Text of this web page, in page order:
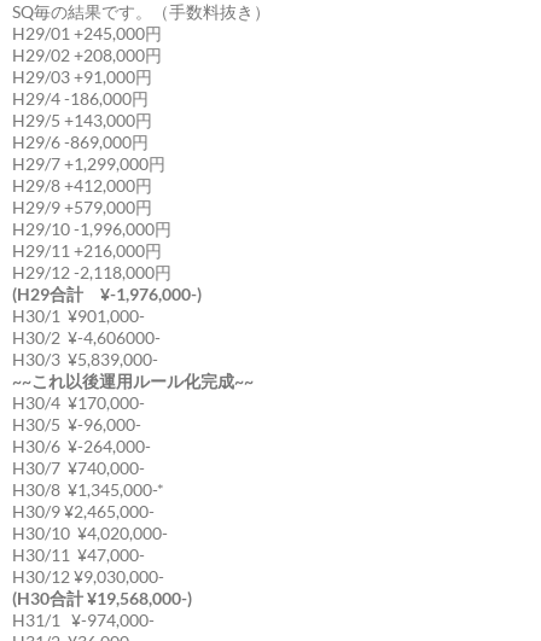
SQ毎の結果です。（手数料抜き）
H29/01 +245,000円
H29/02 +208,000円
H29/03 +91,000円
H29/4 -186,000円
H29/5 +143,000円
H29/6 -869,000円
H29/7 +1,299,000円
H29/8 +412,000円
H29/9 +579,000円
H29/10 -1,996,000円
H29/11 +216,000円
H29/12 -2,118,000円
(H29合計 ¥-1,976,000-)
H30/1 ¥901,000-
H30/2 ¥-4,606000-
H30/3 ¥5,839,000-
~~これ以後運用ルール化完成~~
H30/4 ¥170,000-
H30/5 ¥-96,000-
H30/6 ¥-264,000-
H30/7 ¥740,000-
H30/8 ¥1,345,000-*
H30/9 ¥2,465,000-
H30/10 ¥4,020,000-
H30/11 ¥47,000-
H30/12 ¥9,030,000-
(H30合計 ¥19,568,000-)
H31/1 ¥-974,000-